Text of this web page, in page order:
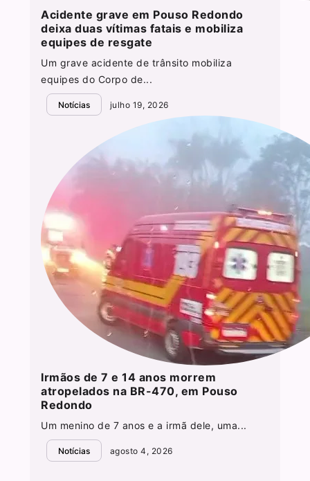
Acidente grave em Pouso Redondo
deixa duas vítimas fatais e mobiliza
equipes de resgate
Um grave acidente de trânsito mobiliza
equipes do Corpo de...
Notícias julho 19, 2026
Irmãos de 7 e 14 anos morrem
atropelados na BR-470, em Pouso
Redondo
Um menino de 7 anos e a irmã dele, uma...
Notícias agosto 4, 2026